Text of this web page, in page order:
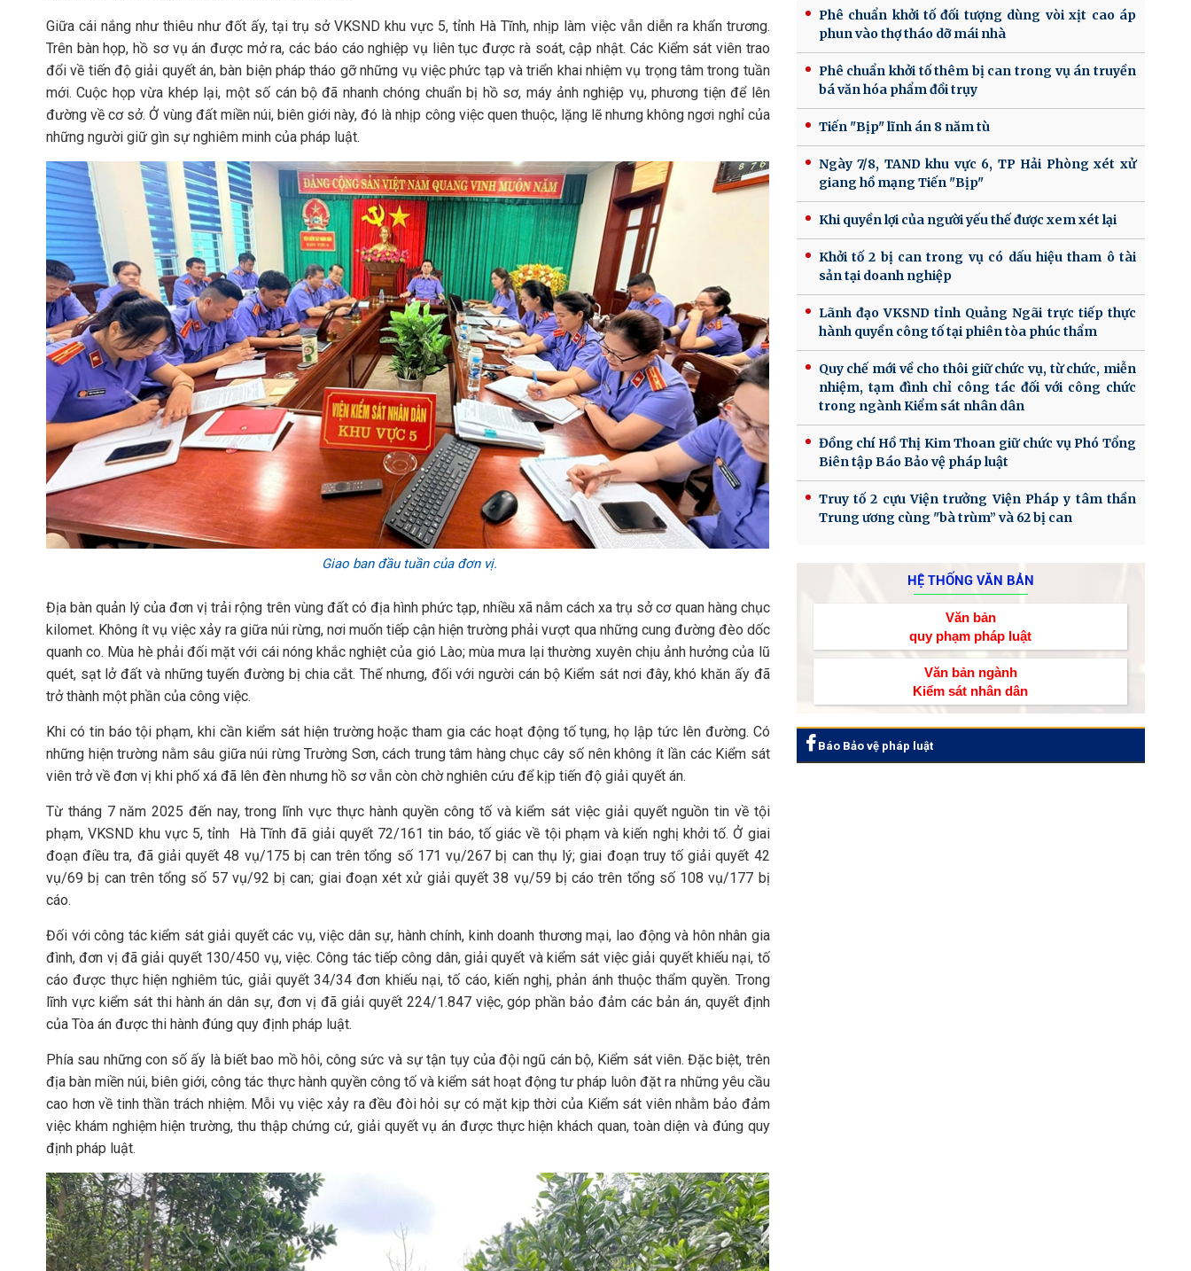
Giữa cái nắng như thiêu như đốt ấy, tại trụ sở VKSND khu vực 5, tỉnh Hà Tĩnh, nhịp làm việc vẫn diễn ra khẩn trương.
Trên bàn họp, hồ sơ vụ án được mở ra, các báo cáo nghiệp vụ liên tục được rà soát, cập nhật. Các Kiểm sát viên trao
đổi về tiến độ giải quyết án, bàn biện pháp tháo gỡ những vụ việc phức tạp và triển khai nhiệm vụ trọng tâm trong tuần
mới. Cuộc họp vừa khép lại, một số cán bộ đã nhanh chóng chuẩn bị hồ sơ, máy ảnh nghiệp vụ, phương tiện để lên
đường về cơ sở. Ở vùng đất miền núi, biên giới này, đó là nhịp công việc quen thuộc, lặng lẽ nhưng không ngơi nghỉ của
những người giữ gìn sự nghiêm minh của pháp luật.
Giao ban đầu tuần của đơn vị.
Địa bàn quản lý của đơn vị trải rộng trên vùng đất có địa hình phức tạp, nhiều xã nằm cách xa trụ sở cơ quan hàng chục
kilomet. Không ít vụ việc xảy ra giữa núi rừng, nơi muốn tiếp cận hiện trường phải vượt qua những cung đường đèo dốc
quanh co. Mùa hè phải đối mặt với cái nóng khắc nghiệt của gió Lào; mùa mưa lại thường xuyên chịu ảnh hưởng của lũ
quét, sạt lở đất và những tuyến đường bị chia cắt. Thế nhưng, đối với người cán bộ Kiểm sát nơi đây, khó khăn ấy đã
trở thành một phần của công việc.
Khi có tin báo tội phạm, khi cần kiểm sát hiện trường hoặc tham gia các hoạt động tố tụng, họ lập tức lên đường. Có
những hiện trường nằm sâu giữa núi rừng Trường Sơn, cách trung tâm hàng chục cây số nên không ít lần các Kiểm sát
viên trở về đơn vị khi phố xá đã lên đèn nhưng hồ sơ vẫn còn chờ nghiên cứu để kịp tiến độ giải quyết án.
Từ tháng 7 năm 2025 đến nay, trong lĩnh vực thực hành quyền công tố và kiểm sát việc giải quyết nguồn tin về tội
phạm, VKSND khu vực 5, tỉnh Hà Tĩnh đã giải quyết 72/161 tin báo, tố giác về tội phạm và kiến nghị khởi tố. Ở giai
đoạn điều tra, đã giải quyết 48 vụ/175 bị can trên tổng số 171 vụ/267 bị can thụ lý; giai đoạn truy tố giải quyết 42
vụ/69 bị can trên tổng số 57 vụ/92 bị can; giai đoạn xét xử giải quyết 38 vụ/59 bị cáo trên tổng số 108 vụ/177 bị
cáo.
Đối với công tác kiểm sát giải quyết các vụ, việc dân sự, hành chính, kinh doanh thương mại, lao động và hôn nhân gia
đình, đơn vị đã giải quyết 130/450 vụ, việc. Công tác tiếp công dân, giải quyết và kiểm sát việc giải quyết khiếu nại, tố
cáo được thực hiện nghiêm túc, giải quyết 34/34 đơn khiếu nại, tố cáo, kiến nghị, phản ánh thuộc thẩm quyền. Trong
lĩnh vực kiểm sát thi hành án dân sự, đơn vị đã giải quyết 224/1.847 việc, góp phần bảo đảm các bản án, quyết định
của Tòa án được thi hành đúng quy định pháp luật.
Phía sau những con số ấy là biết bao mồ hôi, công sức và sự tận tụy của đội ngũ cán bộ, Kiểm sát viên. Đặc biệt, trên
địa bàn miền núi, biên giới, công tác thực hành quyền công tố và kiểm sát hoạt động tư pháp luôn đặt ra những yêu cầu
cao hơn về tinh thần trách nhiệm. Mỗi vụ việc xảy ra đều đòi hỏi sự có mặt kịp thời của Kiểm sát viên nhằm bảo đảm
việc khám nghiệm hiện trường, thu thập chứng cứ, giải quyết vụ án được thực hiện khách quan, toàn diện và đúng quy
định pháp luật.
Phê chuẩn khởi tố đối tượng dùng vòi xịt cao áp
phun vào thợ tháo dỡ mái nhà
Phê chuẩn khởi tố thêm bị can trong vụ án truyền
bá văn hóa phẩm đồi trụy
Tiến "Bịp" lĩnh án 8 năm tù
Ngày 7/8, TAND khu vực 6, TP Hải Phòng xét xử
giang hồ mạng Tiến "Bịp"
Khi quyền lợi của người yếu thế được xem xét lại
Khởi tố 2 bị can trong vụ có dấu hiệu tham ô tài
sản tại doanh nghiệp
Lãnh đạo VKSND tỉnh Quảng Ngãi trực tiếp thực
hành quyền công tố tại phiên tòa phúc thẩm
Quy chế mới về cho thôi giữ chức vụ, từ chức, miễn
nhiệm, tạm đình chỉ công tác đối với công chức
trong ngành Kiểm sát nhân dân
Đồng chí Hồ Thị Kim Thoan giữ chức vụ Phó Tổng
Biên tập Báo Bảo vệ pháp luật
Truy tố 2 cựu Viện trưởng Viện Pháp y tâm thần
Trung ương cùng "bà trùm” và 62 bị can
HỆ THỐNG VĂN BẢN
Văn bản
quy phạm pháp luật
Văn bản ngành
Kiểm sát nhân dân
Báo Bảo vệ pháp luật